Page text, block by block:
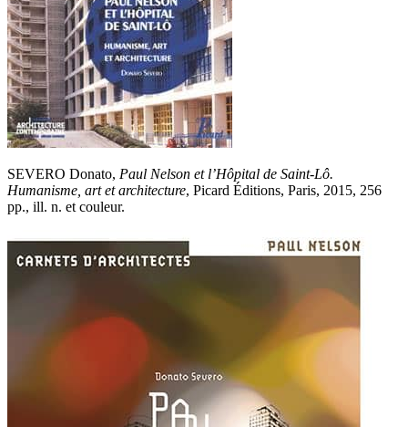
SEVERO Donato, Paul Nelson et l’Hôpital de Saint-Lô.
Humanisme, art et architecture, Picard Éditions, Paris, 2015, 256
pp., ill. n. et couleur.